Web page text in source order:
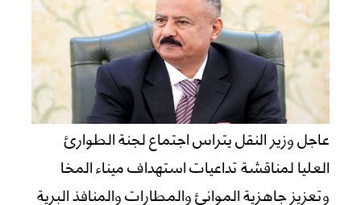
عاجل وزير النقل يتراس اجتماع لجنة الطوارئ
العليا لمناقشة تداعيات استهداف ميناء المخا
وتعزيز جاهزية الموانئ والمطارات والمنافذ البرية